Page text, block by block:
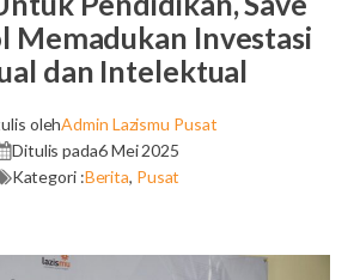
Memadukan Investasi
dan Intelektual
olehAdmin Lazismu Pusat
Ditulis pada6 Mei 2025
Kategori :Berita, Pusat